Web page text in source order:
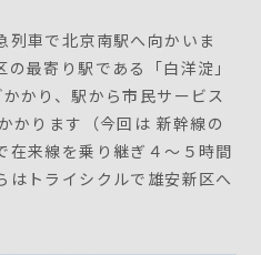
列車で北京南駅へ向かいま
最寄り駅である「白洋淀」
かり、駅から市民サービス
かります（今回は 新幹線の
在来線を乗り継ぎ４〜５時間
はトライシクルで雄安新区へ